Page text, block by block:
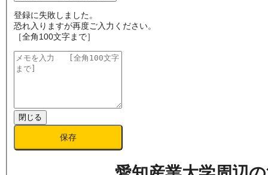
登録に失敗しました。
恐れ入りますが再度ご入力ください。
［全角100文字まで］
閉じる
保存